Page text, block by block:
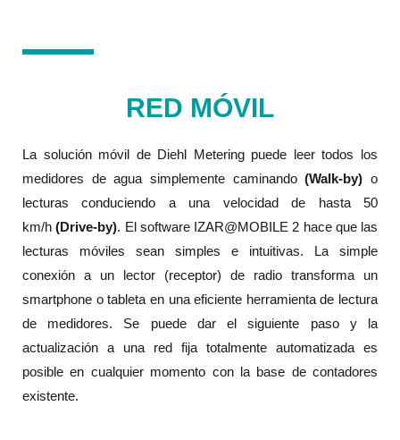
RED MÓVIL
La solución móvil de Diehl Metering puede leer todos los
medidores de agua simplemente caminando(Walk-by) o
lecturas conduciendo a una velocidad de hasta 50
km/h (Drive-by). El software IZAR@MOBILE 2 hace que las
lecturas móviles sean simples e intuitivas. La simple
conexión a un lector (receptor) de radio transforma un
smartphone o tableta en una eficiente herramienta de lectura
de medidores. Se puede dar el siguiente paso y la
actualización a una red fija totalmente automatizada es
posible en cualquier momento con la base de contadores
existente.